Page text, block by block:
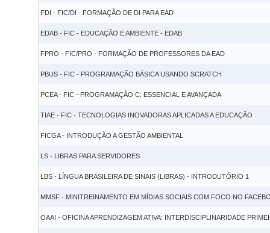
FDI - FIC/DI - FORMAÇÃO DE DI PARA EAD
EDAB - FIC - EDUCAÇÃO E AMBIENTE - EDAB
FPRO - FIC/PRO - FORMAÇÃO DE PROFESSORES DA EAD
PBUS - FIC - PROGRAMAÇÃO BÁSICA USANDO SCRATCH
PCEA - FIC - PROGRAMAÇÃO C: ESSENCIAL E AVANÇADA
TIAE - FIC - TECNOLOGIAS INOVADORAS APLICADAS A EDUCAÇÃO
FICGA - INTRODUÇÃO A GESTÃO AMBIENTAL
LS - LIBRAS PARA SERVIDORES
LBS - LÍNGUA BRASILEIRA DE SINAIS (LIBRAS) - INTRODUTÓRIO 1
MMSF - MINITREINAMENTO EM MÍDIAS SOCIAIS COM FOCO NO
OAAI - OFICINA APRENDIZAGEM ATIVA: INTERDISCIPLINARIDADE